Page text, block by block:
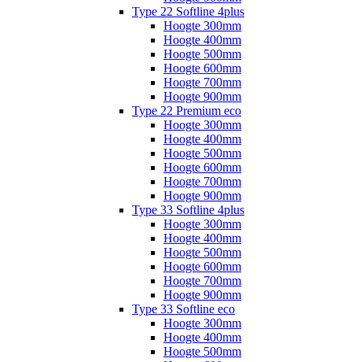
Type 22 Softline 4plus
Hoogte 300mm
Hoogte 400mm
Hoogte 500mm
Hoogte 600mm
Hoogte 700mm
Hoogte 900mm
Type 22 Premium eco
Hoogte 300mm
Hoogte 400mm
Hoogte 500mm
Hoogte 600mm
Hoogte 700mm
Hoogte 900mm
Type 33 Softline 4plus
Hoogte 300mm
Hoogte 400mm
Hoogte 500mm
Hoogte 600mm
Hoogte 700mm
Hoogte 900mm
Type 33 Softline eco
Hoogte 300mm
Hoogte 400mm
Hoogte 500mm